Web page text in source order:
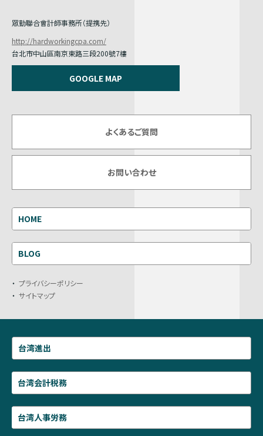
眾勤聯合會計師事務所（提携先）
http://hardworkingcpa.com/
台北市中山區南京東路三段200號7樓
GOOGLE MAP
よくあるご質問
お問い合わせ
HOME
BLOG
プライバシーポリシー
サイトマップ
台湾進出
台湾会計税務
台湾人事労務